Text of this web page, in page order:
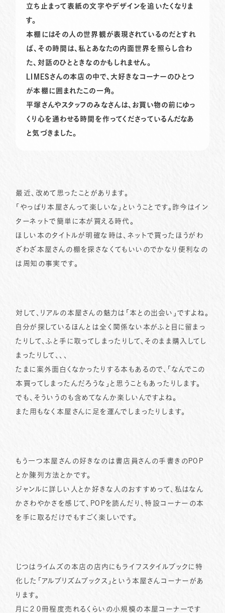
立ち止まって表紙の文字やデザインを追いたくなりま
す。
本棚にはその人の世界観が表現されているのだとすれ
ば、その時間は、私とあなたの内面世界を照らし合わ
た、対話のひとときなのかもしれません。
LIMESさんの本店の中で、大好きなコーナーのひとつ
が本棚に囲まれたこの一角。
平塚さんやスタッフのみなさんは、お買い物の前にゆっ
くり心を通わせる時間を作ってくださっているんだなあ
と気づきました。
最近、改めて思ったことがあります。
「やっぱり本屋さんって楽しいな」ということです。昨今はイン
ターネットで簡単に本が買える時代。
ほしい本のタイトルが明確な時は、ネットで買ったほうがわ
ざわざ本屋さんの棚を探さなくてもいいのでかなり便利なの
は周知の事実です。
対して、リアルの本屋さんの魅力は「本との出会い」ですよね。
自分が探しているほんとは全く関係ない本がふと目に留まっ
たりして、ふと手に取ってしまったりして、そのまま購入してし
まったりして、、、
たまに案外面白くなかったりする本もあるので、「なんでこの
本買ってしまったんだろうな」と思うこともあったりします。
でも、そういうのも含めてなんか楽しいんですよね。
また用もなく本屋さんに足を運んでしまったりします。
もう一つ本屋さんの好きなのは書店員さんの手書きのPOP
とか陳列方法とかです。
ジャンルに詳しい人とか好きな人のおすすめって、私はなん
かさわやかさを感じて、POPを読んだり、特設コーナーの本
を手に取るだけでもすごく楽しいです。
じつはライムズの本店の店内にもライフスタイルブックに特
化した「アルブリズムブックス」という本屋さんコーナーがあ
ります。
月に２０冊程度売れるくらいの小規模の本屋コーナーです